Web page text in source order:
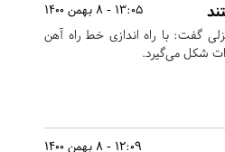
13:05 - 8 بهمن 1400
گفت: با راه اندازی خط راه آهن
شکل می‌گیرد.
12:09 - 8 بهمن 1400